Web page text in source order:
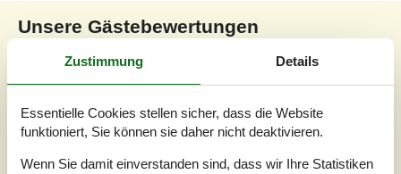
Unsere Gästebewertungen
Unsere Gästebewertungen Externe Bewertungen
3,5 Bezogen auf Bewertungen
Letzte Bewertung ist vom 20.10.2024
Zustimmung Details
Essentielle Cookies stellen sicher, dass die Website
funktioniert, Sie können sie daher nicht deaktivieren.
Wenn Sie damit einverstanden sind, dass wir Ihre Statistiken